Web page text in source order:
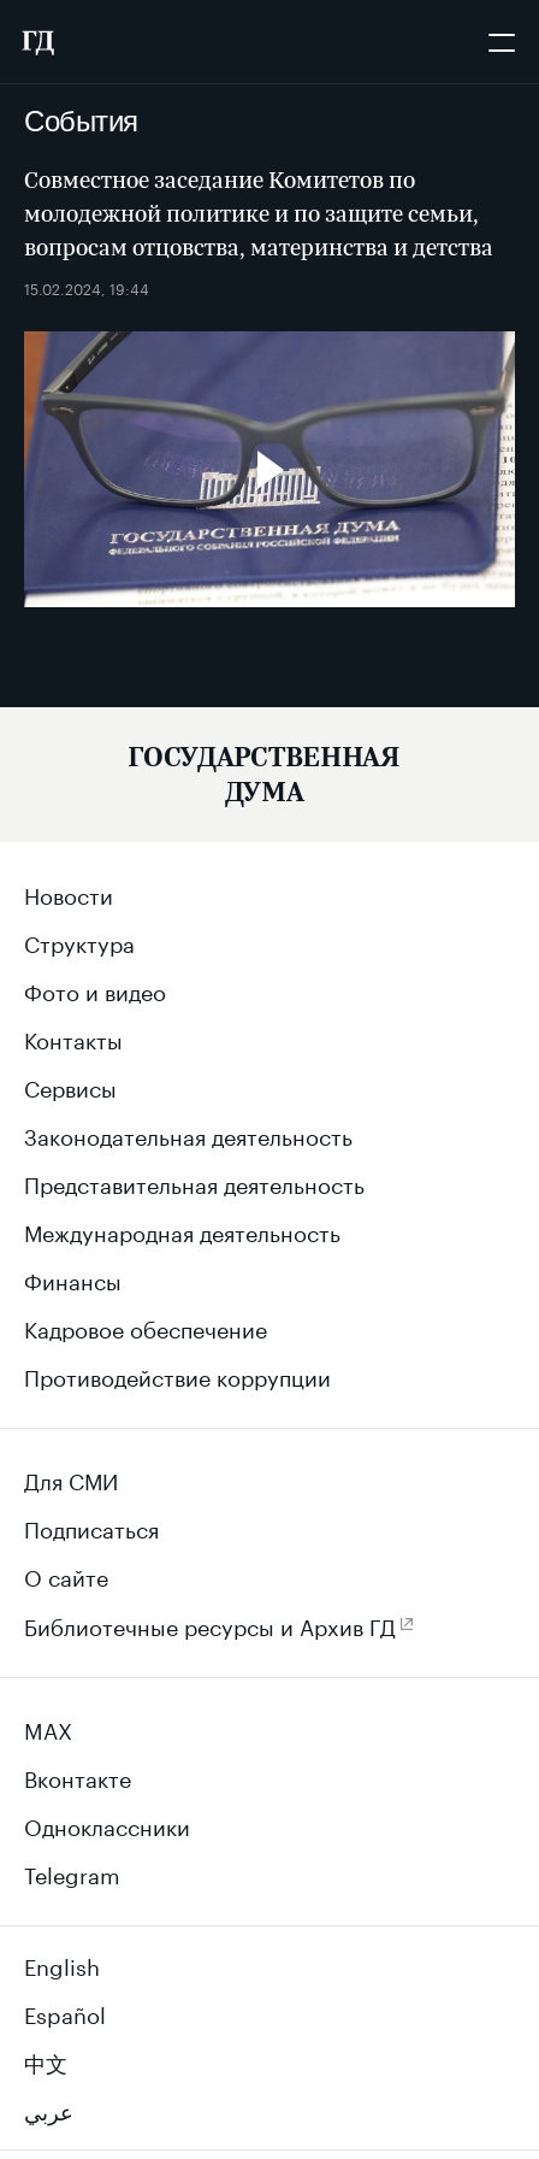
События
Совместное заседание Комитетов по
молодежной политике и по защите семьи,
вопросам отцовства, материнства и детства
15.02.2024, 19:44
ГОСУДАРСТВЕННАЯ
ДУМА
Новости
Структура
Фото и видео
Контакты
Сервисы
Законодательная деятельность
Представительная деятельность
Международная деятельность
Финансы
Кадровое обеспечение
Противодействие коррупции
Для СМИ
Подписаться
О сайте
Библиотечные ресурсы и Архив ГД
MAX
Вконтакте
Одноклассники
Telegram
English
Español
中文
عربي